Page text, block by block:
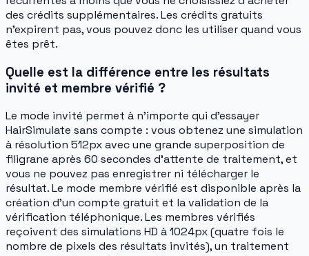
des crédits supplémentaires. Les crédits gratuits
n'expirent pas, vous pouvez donc les utiliser quand vous
êtes prêt.
Quelle est la différence entre les résultats
invité et membre vérifié ?
Le mode invité permet à n'importe qui d'essayer
HairSimulate sans compte : vous obtenez une simulation
à résolution 512px avec une grande superposition de
filigrane après 60 secondes d'attente de traitement, et
vous ne pouvez pas enregistrer ni télécharger le
résultat. Le mode membre vérifié est disponible après la
création d'un compte gratuit et la validation de la
vérification téléphonique. Les membres vérifiés
reçoivent des simulations HD à 1024px (quatre fois le
nombre de pixels des résultats invités), un traitement